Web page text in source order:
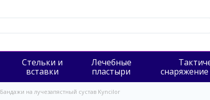
Стельки и
вставки
Лечебные
пластыри
Бандажи на лучезапястный сустав Kyncilor